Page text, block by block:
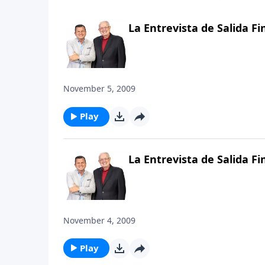
La Entrevista de Salida
November 5, 2009
Play
La Entrevista de Salida
November 4, 2009
Play